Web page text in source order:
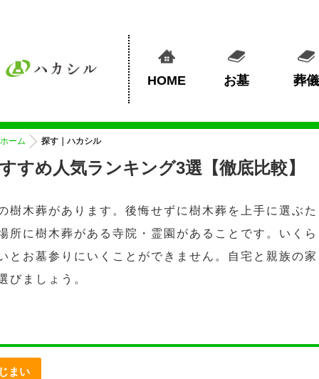
HOME お墓 葬儀
ホーム 探す｜ハカシル
すめ人気ランキング3選【徹底比較】
樹木葬があります。後悔せずに樹木葬を上手に選ぶた
所に樹木葬がある寺院・霊園があることです。いくら
とお墓参りにいくことができません。自宅と親族の家
びましょう。
まい